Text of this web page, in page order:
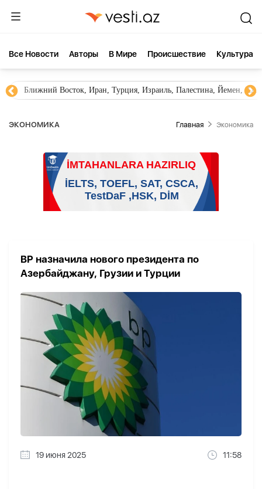
Все Новости Aвторы В Мире Происшествие Культура
Ближний Восток, Иран, Турция, Израиль, Палестина, Йемен,
ЭКОНОМИКА Главная Экономика
BP назначила нового президента по
Азербайджану, Грузии и Турции
19 июня 2025 11:58